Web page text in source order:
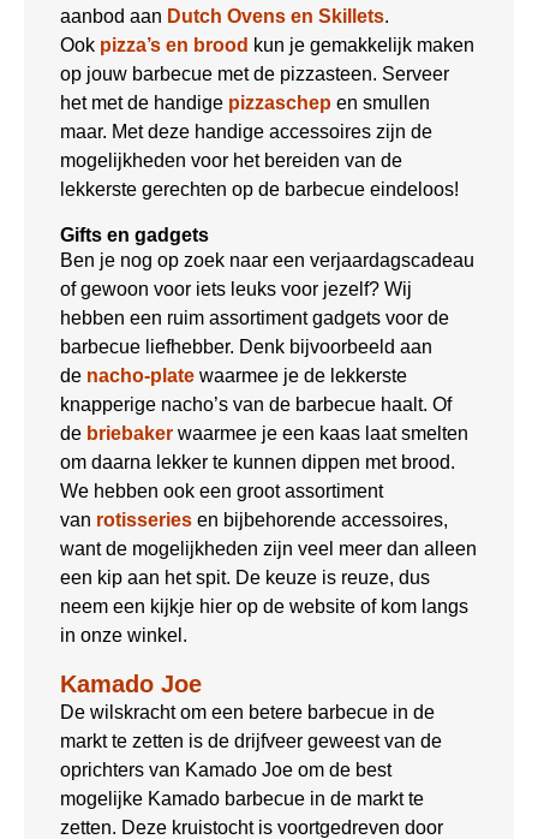
aanbod aan Dutch Ovens en Skillets.
Ook pizza’s en brood kun je gemakkelijk maken
op jouw barbecue met de pizzasteen. Serveer
het met de handige pizzaschep en smullen
maar. Met deze handige accessoires zijn de
mogelijkheden voor het bereiden van de
lekkerste gerechten op de barbecue eindeloos!
Gifts en gadgets
Ben je nog op zoek naar een verjaardagscadeau
of gewoon voor iets leuks voor jezelf? Wij
hebben een ruim assortiment gadgets voor de
barbecue liefhebber. Denk bijvoorbeeld aan
de nacho-plate waarmee je de lekkerste
knapperige nacho’s van de barbecue haalt. Of
de briebaker waarmee je een kaas laat smelten
om daarna lekker te kunnen dippen met brood.
We hebben ook een groot assortiment
van rotisseries en bijbehorende accessoires,
want de mogelijkheden zijn veel meer dan alleen
een kip aan het spit. De keuze is reuze, dus
neem een kijkje hier op de website of kom langs
in onze winkel.
Kamado Joe
De wilskracht om een betere barbecue in de
markt te zetten is de drijfveer geweest van de
oprichters van Kamado Joe om de best
mogelijke Kamado barbecue in de markt te
zetten. Deze kruistocht is voortgedreven door